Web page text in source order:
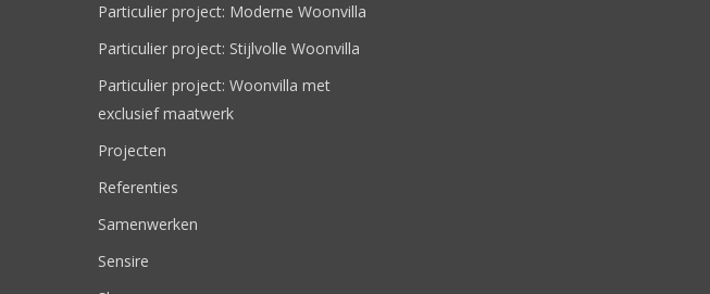
Particulier project: Moderne Woonvilla
Particulier project: Stijlvolle Woonvilla
Particulier project: Woonvilla met
exclusief maatwerk
Projecten
Referenties
Samenwerken
Sensire